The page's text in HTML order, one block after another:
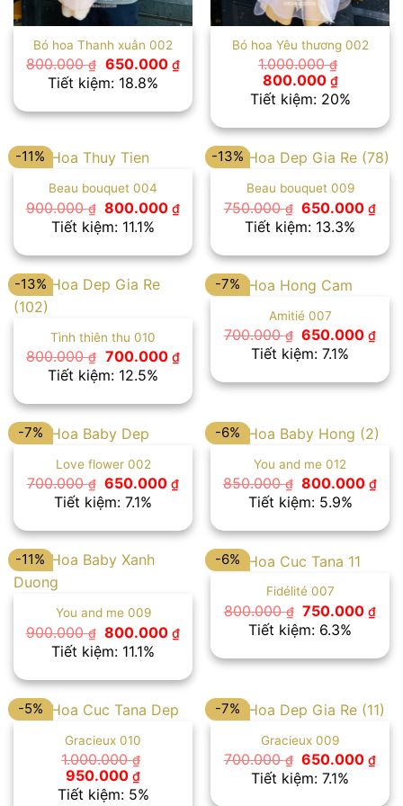
Bó hoa Thanh xuân 002
800.000₫ Giá
gốc
là:
650.000 ₫Giá
hiện
là:
650.000 ₫.
Tiết kiệm: 18.8%
Bó hoa Yêu thương 002
1.000.000₫
Giá
gốc
là:
800.000 ₫Giá
hiện
tại
800.000
Tiết kiệm: 20%
-11%
Beau bouquet 004
900.000₫ Giá
gốc
là:
800.000₫Giá
là:
800.000 ₫.
Tiết kiệm: 11.1%
-13%
Beau bouquet 009
750.000₫ Giá
gốc
là:
650.000₫Giá
là:
Tiết kiệm: 13.3%
-13%
Tình thiên thu 010
800.000₫ Giá
gốc
là:
700.000 ₫Giá
hiện
là:
700.000 ₫.
Tiết kiệm: 12.5%
-7%
Amitié 007
700.000₫ Giá
gốc
là:
650.000₫Giá
là:
Tiết kiệm: 7.1%
-7%
Love flower 002
700.000₫ Giá
gốc
là:
650.000₫Giá
là:
650.000 ₫.
Tiết kiệm: 7.1%
-6%
You and me 012
850.000₫ Giá
gốc
là:
800.000₫Giá
là:
Tiết kiệm: 5.9%
-11%
You and me 009
900.000₫ Giá
gốc
là:
800.000₫Giá
là:
800.000 ₫.
Tiết kiệm: 11.1%
-6%
Fidélité 007
800.000₫ Giá
gốc
là:
750.000₫Giá
là:
Tiết kiệm: 6.3%
-5%
Gracieux 010
1.000.000₫
Giá
gốc
950.000 ₫Giá
hiện
Tiết kiệm: 5%
-7%
Gracieux 009
700.000₫ Giá
gốc
là:
650.000₫Giá
là:
Tiết kiệm: 7.1%